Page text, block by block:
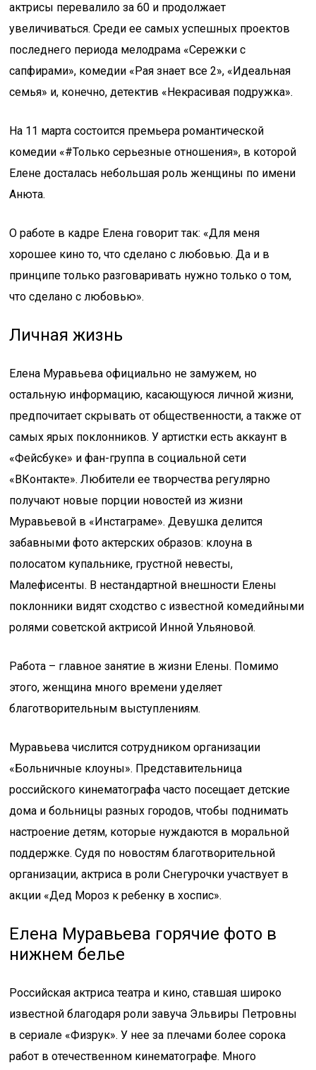
актрисы перевалило за 60 и продолжает
увеличиваться. Среди ее самых успешных проектов
последнего периода мелодрама «Сережки с
сапфирами», комедии «Рая знает все 2», «Идеальная
семья» и, конечно, детектив «Некрасивая подружка».
На 11 марта состоится премьера романтической
комедии «#Только серьезные отношения», в которой
Елене досталась небольшая роль женщины по имени
Анюта.
О работе в кадре Елена говорит так: «Для меня
хорошее кино то, что сделано с любовью. Да и в
принципе только разговаривать нужно только о том,
что сделано с любовью».
Личная жизнь
Елена Муравьева официально не замужем, но
остальную информацию, касающуюся личной жизни,
предпочитает скрывать от общественности, а также от
самых ярых поклонников. У артистки есть аккаунт в
«Фейсбуке» и фан-группа в социальной сети
«ВКонтакте». Любители ее творчества регулярно
получают новые порции новостей из жизни
Муравьевой в «Инстаграме». Девушка делится
забавными фото актерских образов: клоуна в
полосатом купальнике, грустной невесты,
Малефисенты. В нестандартной внешности Елены
поклонники видят сходство с известной комедийными
ролями советской актрисой Инной Ульяновой.
Работа – главное занятие в жизни Елены. Помимо
этого, женщина много времени уделяет
благотворительным выступлениям.
Муравьева числится сотрудником организации
«Больничные клоуны». Представительница
российского кинематографа часто посещает детские
дома и больницы разных городов, чтобы поднимать
настроение детям, которые нуждаются в моральной
поддержке. Судя по новостям благотворительной
организации, актриса в роли Снегурочки участвует в
акции «Дед Мороз к ребенку в хоспис».
Елена Муравьева горячие фото в
нижнем белье
Российская актриса театра и кино, ставшая широко
известной благодаря роли завуча Эльвиры Петровны
в сериале «Физрук». У нее за плечами более сорока
работ в отечественном кинематографе. Много